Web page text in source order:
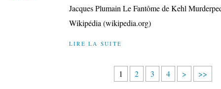
Jacques Plumain Le Fantôme de Kehl
Wikipédia (wikipedia.org)
LIRE LA SUITE
1 2 3 4 > >>